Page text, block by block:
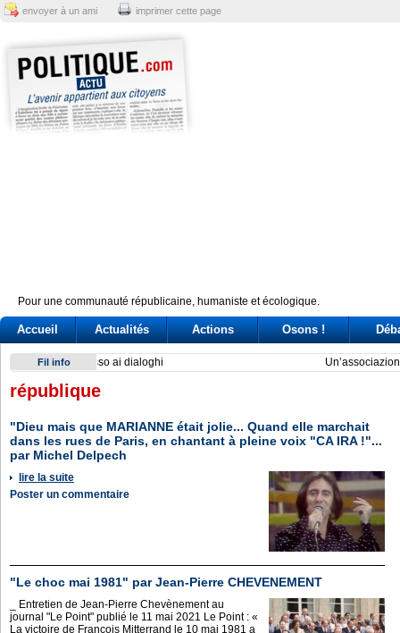
envoyer à un ami imprimer cette page
Pour une communauté républicaine, humaniste et écologique.
Accueil Actualités Actions Osons !
Fil info Un’associazione del Nord: la sfida dei governatori nella
république
"Dieu mais que MARIANNE était jolie... Quand elle marchait
dans les rues de Paris, en chantant à pleine voix "CA IRA !"...
par Michel Delpech
lire la suite
Poster un commentaire
"Le choc mai 1981" par Jean-Pierre CHEVENEMENT
_ Entretien de Jean-Pierre Chevènement au
journal "Le Point" publié le 11 mai 2021 Le Point : «
La victoire de François Mitterrand le 10 mai 1981 a